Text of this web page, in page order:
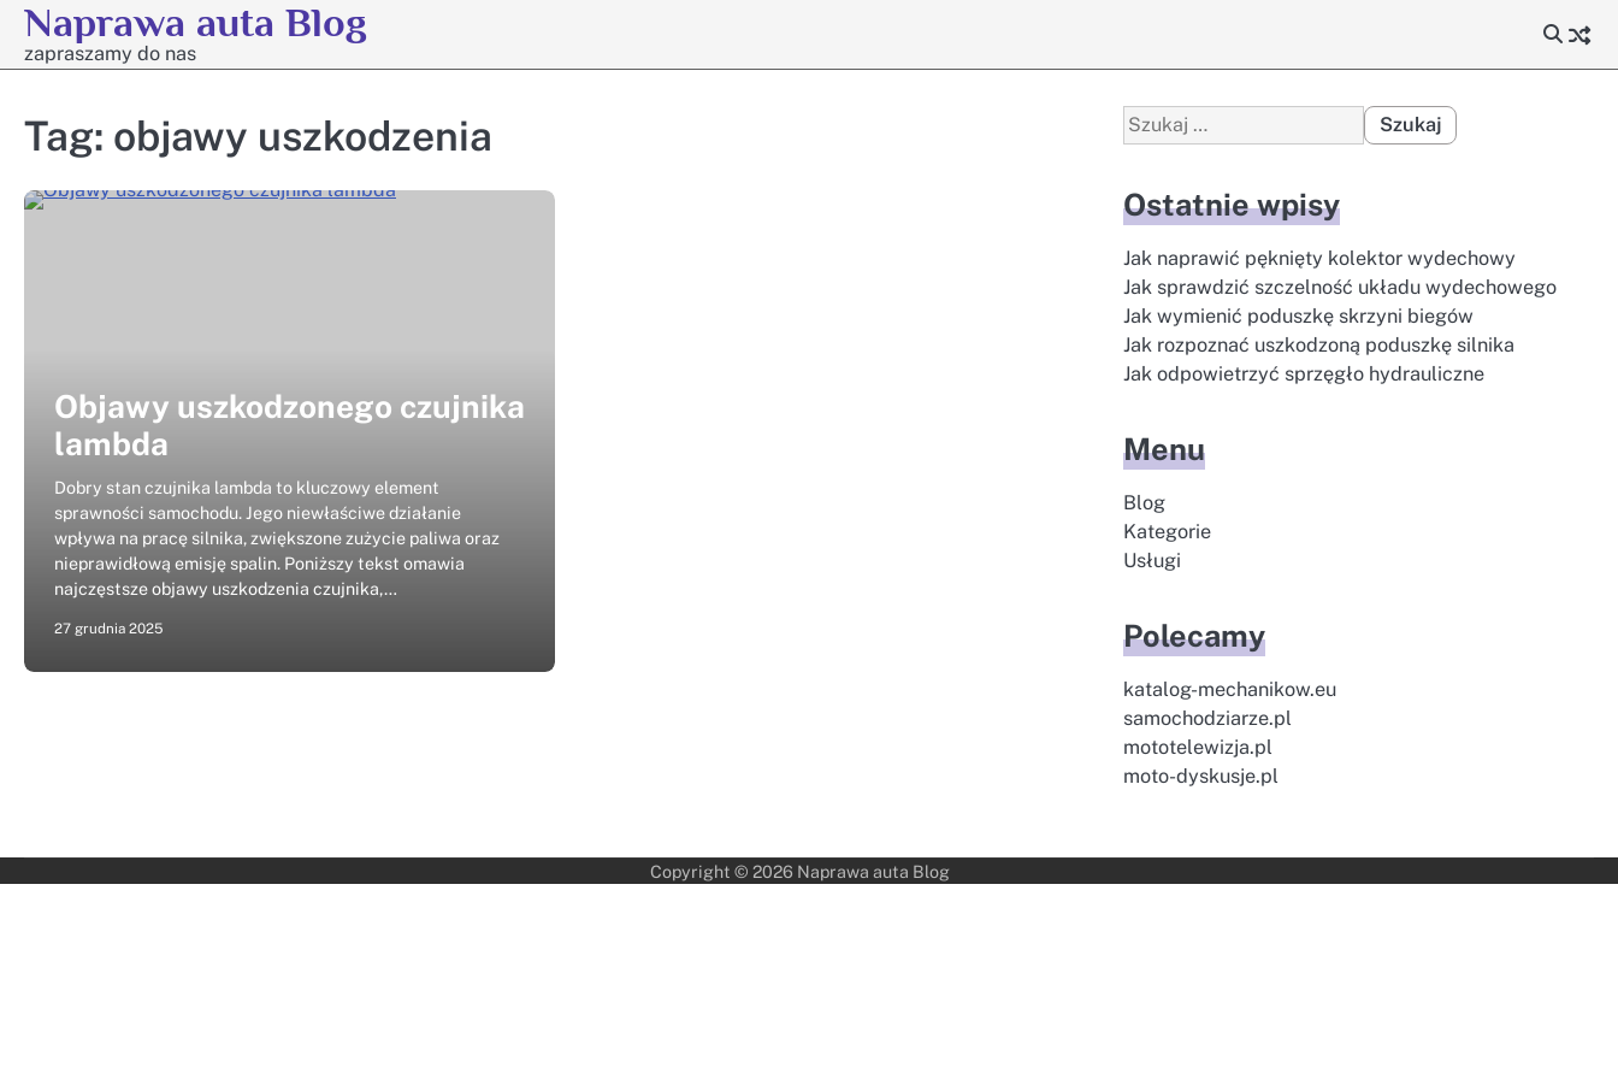
Skip
content
Naprawa auta Blog
zapraszamy do nas
Tag: objawy uszkodzenia
Objawy uszkodzonego czujnika
lambda
Dobry stan czujnika lambda to kluczowy element
sprawności samochodu. Jego niewłaściwe działanie
wpływa na pracę silnika, zwiększone zużycie paliwa oraz
nieprawidłową emisję spalin. Poniższy tekst omawia
najczęstsze objawy uszkodzenia czujnika,…
27 grudnia 2025
Szukaj:
Ostatnie wpisy
Jak naprawić pęknięty kolektor wydechowy
Jak sprawdzić szczelność układu wydechowego
Jak wymienić poduszkę skrzyni biegów
Jak rozpoznać uszkodzoną poduszkę silnika
Jak odpowietrzyć sprzęgło hydrauliczne
Menu
Blog
Kategorie
Usługi
Polecamy
katalog-mechanikow.eu
samochodziarze.pl
mototelewizja.pl
moto-dyskusje.pl
Copyright © 2026 Naprawa auta Blog